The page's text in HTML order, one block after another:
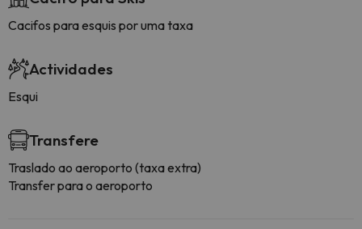
Cacifos para esquis por uma taxa
Actividades
Esqui
Transfere
Traslado ao aeroporto (taxa extra)
Transfer para o aeroporto